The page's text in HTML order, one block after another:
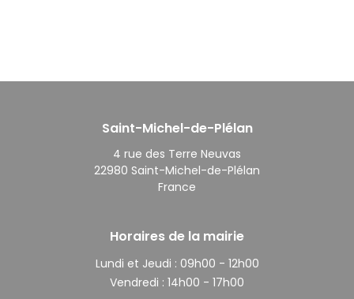
Saint-Michel-de-Plélan
4 rue des Terre Neuvas
22980 Saint-Michel-de-Plélan
France
Horaires de la mairie
Lundi et Jeudi : 09h00 - 12h00
Vendredi : 14h00 - 17h00